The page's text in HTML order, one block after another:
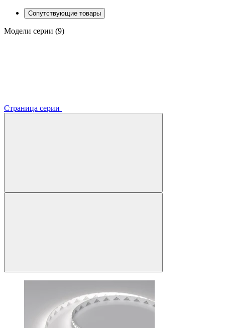
Сопутствующие товары
Модели серии (9)
Страница серии